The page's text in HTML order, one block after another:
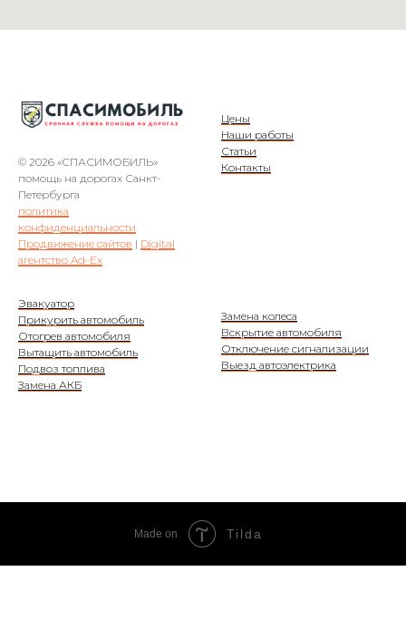
© 2026 «СПАСИМОБИЛЬ»
помощь на дорогах Санкт-
Петербурга
политика
конфиденциальности
Продвижение сайтов | Digital
агентство Ad-Ex
Цены
Наши работы
Статьи
Контакты
Эвакуатор
Прикурить автомобиль
Отогрев автомобиля
Вытащить автомобиль
Подвоз топлива
Замена АКБ
Замена колеса
Вскрытие автомобиля
Отключение сигнализации
Выезд автоэлектрика
Made on Tilda